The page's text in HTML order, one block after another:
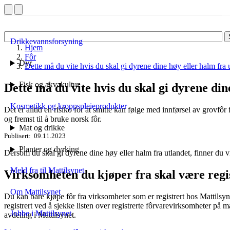
Drikkevannsforsyning
Dyr
Fisk og akvakultur
Kosmetikk og kroppspleieprodukter
Mat og drikke
Planter og dyrking
Meld fra til Mattilsynet
Om Mattilsynet
Jobbe i Mattilsynet
Hjem
Fôr
Dette må du vite hvis du skal gi dyrene dine høy eller halm fra
Dette må du vite hvis du skal gi dyrene
Det er alltid en risiko for at smitte kan følge med innførsel av
og fremst til å bruke norsk fôr.
Publisert 09.11.2023
Dersom du skal gi dyrene dine høy eller halm fra utlandet, finner du
Virksomheten du kjøper fra skal være
Du kan bare kjøpe fôr fra virksomheter som er registrert hos
registrert ved å sjekke listen over registrerte fôrvarevirksomheter på
avdeling i Mattilsynet.